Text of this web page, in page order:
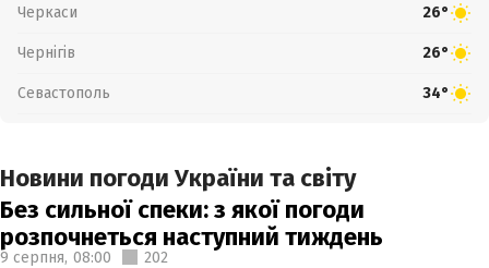
Черкаси 26°
Чернігів 26°
Севастополь 34°
Новини погоди України та світу
Без сильної спеки: з якої погоди
розпочнеться наступний тиждень
9 серпня, 08:00 202